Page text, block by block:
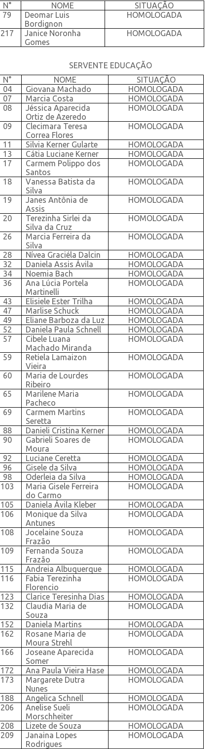
N°
NOME
SITUAÇÃO
79
Deomar Luis
Bordignon
HOMOLOGADA
217
Janice Noronha
Gomes
HOMOLOGADA
SERVENTE EDUCAÇÃO
N°
NOME
SITUAÇÃO
04
Giovana Machado
HOMOLOGADA
07
Marcia Costa
HOMOLOGADA
08
Jéssica Aparecida
Ortiz de Azeredo
HOMOLOGADA
09
Clecimara Teresa
Correa Flores
HOMOLOGADA
11 Silvia Kerner Gularte
HOMOLOGADA
13
Cátia Luciane Kerner
HOMOLOGADA
17
Carmem Polippo dos
Santos
HOMOLOGADA
18
Vanessa Batista da
Silva
HOMOLOGADA
19
Janes Antônia de
Assis
HOMOLOGADA
20
Terezinha Sirlei da
Silva da Cruz
HOMOLOGADA
26
Marcia Ferreira da
Silva
HOMOLOGADA
28 Nívea Graciéla Dalcin
HOMOLOGADA
32
Daniela Assis Ávila
HOMOLOGADA
34
Noemia Bach
HOMOLOGADA
36
Ana Lúcia Portela
Martinelli
HOMOLOGADA
43 Elisiele Ester Trilha
HOMOLOGADA
47
Marlise Schuck
HOMOLOGADA
49
Eliane Barboza da Luz
HOMOLOGADA
52
Daniela Paula Schnell
HOMOLOGADA
57
Cibele Luana
Machado Miranda
HOMOLOGADA
59
Retiela Lamaizon
Vieira
HOMOLOGADA
60
Maria de Lourdes
Ribeiro
HOMOLOGADA
65
Marilene Maria
Pacheco
HOMOLOGADA
69
Carmem Martins
Seretta
HOMOLOGADA
88 Danieli Cristina Kerner
HOMOLOGADA
90
Gabrieli Soares de
Moura
HOMOLOGADA
92 Luciane Ceretta
HOMOLOGADA
96
Gisele da Silva
HOMOLOGADA
98
Oderleia da Silva
HOMOLOGADA
103
Maria Gisele Ferreira
do Carmo
HOMOLOGADA
105 Daniela Ávila Kleber
HOMOLOGADA
106
Monique da Silva
Antunes
HOMOLOGADA
108
Jocelaine Souza
Frazão
HOMOLOGADA
109
Fernanda Souza
Frazão
HOMOLOGADA
115 Andreia Albuquerque
HOMOLOGADA
116
Fabia Terezinha
Florencio
HOMOLOGADA
123 Clarice Teresinha Dias
HOMOLOGADA
132
Claudia Maria de
Souza
HOMOLOGADA
152 Daniela Martins
HOMOLOGADA
162
Rosane Maria de
Moura Strehl
HOMOLOGADA
166
Joseane Aparecida
Somer
HOMOLOGADA
172 Ana Paula Vieira Hase
HOMOLOGADA
173
Margarete Dutra
Nunes
HOMOLOGADA
188 Angelica Schnell
HOMOLOGADA
206
Anelise Sueli
Morschheiter
HOMOLOGADA
208 Lizete de Souza
HOMOLOGADA
209
Janaina Lopes
Rodrigues
HOMOLOGADA